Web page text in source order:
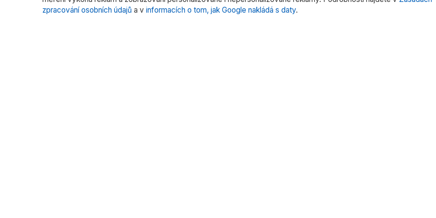
zpracování osobních údajů a v informacích o tom, jak Google nakládá s daty.